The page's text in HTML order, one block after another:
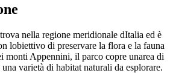
nella regione meridionale dItalia ed è
lobiettivo di preservare la flora e la fauna
monti Appennini, il parco copre unarea di
varietà di habitat naturali da esplorare.